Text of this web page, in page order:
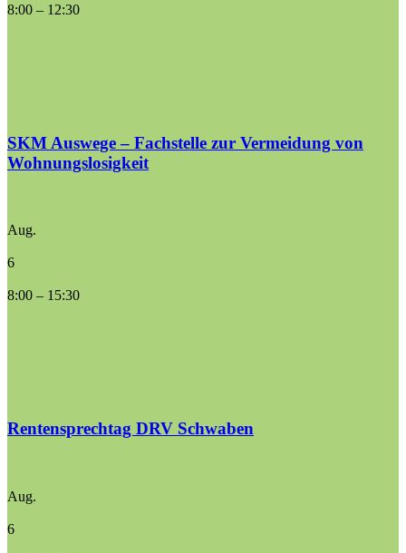
8:00 – 12:30
SKM Auswege – Fachstelle zur Vermeidung von
Wohnungslosigkeit
Aug.
6
8:00 – 15:30
Rentensprechtag DRV Schwaben
Aug.
6